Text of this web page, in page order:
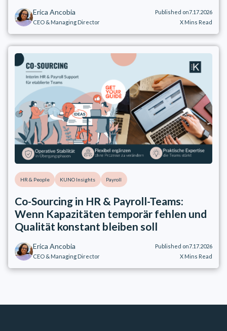
Erica Ancobia
CEO & Managing Director
Published on7.17.2026
XMins Read
HR & People KUNO Insights Payroll
Co-Sourcing in HR & Payroll-Teams:
Wenn Kapazitäten temporär fehlen und
Qualität konstant bleiben soll
Erica Ancobia
CEO & Managing Director
Published on7.17.2026
XMins Read